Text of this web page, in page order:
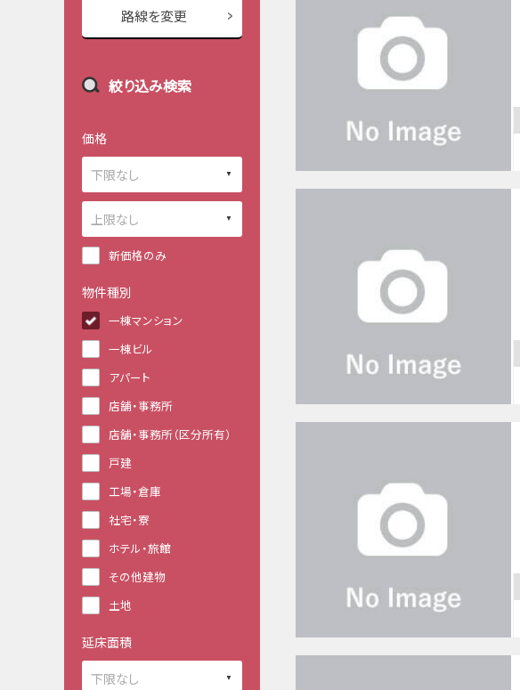
路線を変更
絞り込み検索
価格
新価格のみ
物件種別
一棟マンション
一棟ビル
アパート
店舗・事務所
店舗・事務所（区分所有）
戸建
工場・倉庫
社宅・寮
ホテル・旅館
その他建物
土地
延床面積